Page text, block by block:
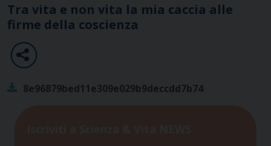
Tra vita e non vita la mia caccia alle
firme della coscienza
8e96879bed11e309e029b9deccdd7b74